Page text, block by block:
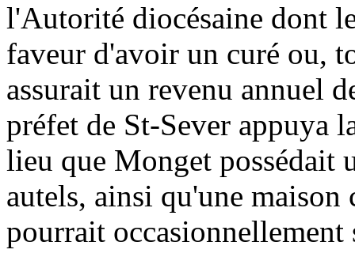
l'Autorité diocésaine dont
faveur d'avoir un curé ou,
assurait un revenu annuel
préfet de St-Sever appuya
lieu que Monget possédait
autels, ainsi qu'une
pourrait occasionnellement